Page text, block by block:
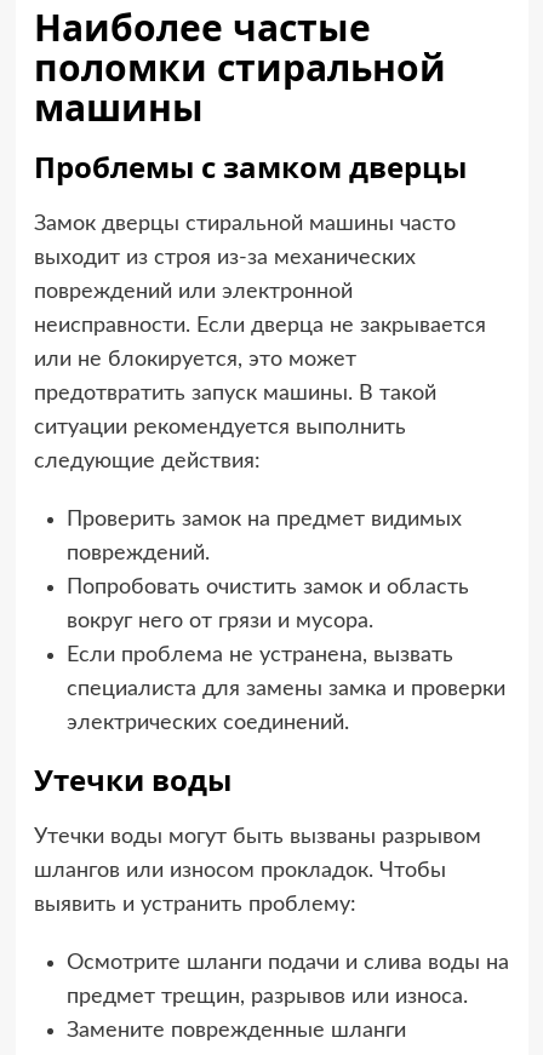
Наиболее частые
поломки стиральной
машины
Проблемы с замком дверцы
Замок дверцы стиральной машины часто
выходит из строя из-за механических
повреждений или электронной
неисправности. Если дверца не закрывается
или не блокируется, это может
предотвратить запуск машины. В такой
ситуации рекомендуется выполнить
следующие действия:
Проверить замок на предмет видимых
повреждений.
Попробовать очистить замок и область
вокруг него от грязи и мусора.
Если проблема не устранена, вызвать
специалиста для замены замка и проверки
электрических соединений.
Утечки воды
Утечки воды могут быть вызваны разрывом
шлангов или износом прокладок. Чтобы
выявить и устранить проблему:
Осмотрите шланги подачи и слива воды на
предмет трещин, разрывов или износа.
Замените поврежденные шланги